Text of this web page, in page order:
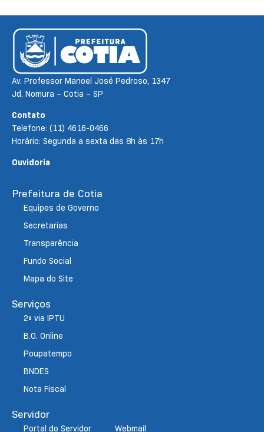
Av. Professor Manoel José Pedroso, 1347
Jd. Nomura – Cotia – SP
Contato
Telefone: (11) 4616-0466
Horário: Segunda a sexta das 8h às 17h
Ouvidoria
Prefeitura de Cotia
Equipes de Governo
Secretarias
Transparência
Fundo Social
Mapa do Site
Serviços
2ª via IPTU
B.O. Online
Poupatempo
BNDES
Nota Fiscal
Servidor
Portal do Servidor Webmail